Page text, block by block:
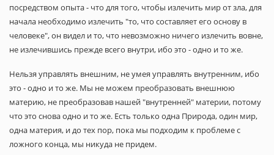
посредством опыта - что для того, чтобы излечить мир от зла, для
начала необходимо излечить "то, что составляет его основу в
человеке", он видел и то, что невозможно ничего излечить вовне,
не излечившись прежде всего внутри, ибо это - одно и то же.
Нельзя управлять внешним, не умея управлять внутренним, ибо
это - одно и то же. Мы не можем преобразовать внешнюю
материю, не преобразовав нашей "внутренней" материи, потому
что это снова одно и то же. Есть только одна Природа, один мир,
одна материя, и до тех пор, пока мы подходим к проблеме с
ложного конца, мы никуда не придем.